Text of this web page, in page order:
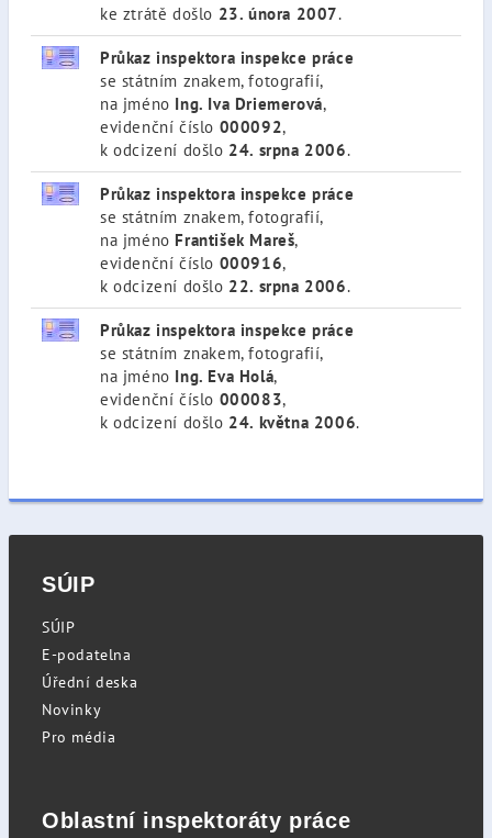
ke ztrátě došlo 23. února 2007.
Průkaz inspektora inspekce práce
se státním znakem, fotografií,
na jméno Ing. Iva Driemerová,
evidenční číslo 000092,
k odcizení došlo 24. srpna 2006.
Průkaz inspektora inspekce práce
se státním znakem, fotografií,
na jméno František Mareš,
evidenční číslo 000916,
k odcizení došlo 22. srpna 2006.
Průkaz inspektora inspekce práce
se státním znakem, fotografií,
na jméno Ing. Eva Holá,
evidenční číslo 000083,
k odcizení došlo 24. května 2006.
SÚIP
SÚIP
E-podatelna
Úřední deska
Novinky
Pro média
Oblastní inspektoráty práce